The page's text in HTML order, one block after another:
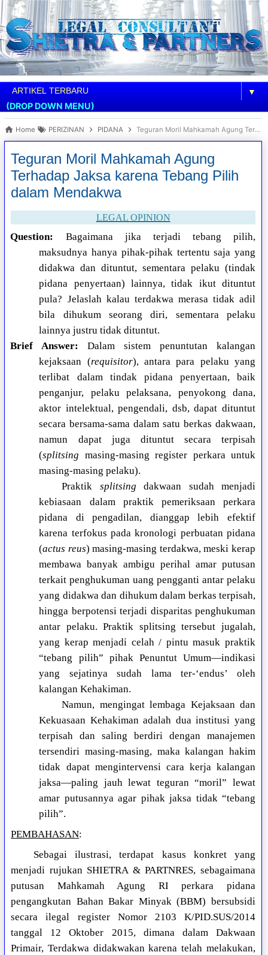
▼
(DROP DOWN MENU)
Home PERIZINAN PIDANA Teguran Moril Mahkamah Agung Terhadap Jaksa karena Tebang Pilih dalam Mendakwa
Teguran Moril Mahkamah Agung
Terhadap Jaksa karena Tebang Pilih
dalam Mendakwa
LEGAL OPINION
Question:
Bagaimana jika terjadi tebang pilih,
maksudnya hanya pihak-pihak tertentu saja yang
didakwa dan dituntut, sementara pelaku (tindak
pidana penyertaan) lainnya, tidak ikut dituntut
pula? Jelaslah kalau terdakwa merasa tidak adil
bila dihukum seorang diri, sementara pelaku
lainnya justru tidak dituntut.
Brief Answer: Dalam sistem penuntutan kalangan
kejaksaan (requisitor), antara para pelaku yang
terlibat dalam tindak pidana penyertaan, baik
penganjur, pelaku pelaksana, penyokong dana,
aktor intelektual, pengendali, dsb, dapat dituntut
secara bersama-sama dalam satu berkas dakwaan,
namun dapat juga dituntut secara terpisah
(splitsing masing-masing register perkara untuk
masing-masing pelaku).
Praktik splitsing dakwaan sudah menjadi
kebiasaan dalam praktik pemeriksaan perkara
pidana di pengadilan, dianggap lebih efektif
karena terfokus pada kronologi perbuatan pidana
(actus reus) masing-masing terdakwa, meski kerap
membawa banyak ambigu perihal amar putusan
terkait penghukuman uang pengganti antar pelaku
yang didakwa dan dihukum dalam berkas terpisah,
hingga berpotensi terjadi disparitas penghukuman
antar pelaku. Praktik splitsing tersebut jugalah,
yang kerap menjadi celah / pintu masuk praktik
“tebang pilih” pihak Penuntut Umum—indikasi
yang sejatinya sudah lama ter-‘endus’ oleh
kalangan Kehakiman.
Namun, mengingat lembaga Kejaksaan dan
Kekuasaan Kehakiman adalah dua institusi yang
terpisah dan saling berdiri dengan manajemen
tersendiri masing-masing, maka kalangan hakim
tidak dapat mengintervensi cara kerja kalangan
jaksa—paling jauh lewat teguran “moril” lewat
amar putusannya agar pihak jaksa tidak “tebang
pilih”.
PEMBAHASAN:
Sebagai ilustrasi, terdapat kasus konkret yang
menjadi rujukan SHIETRA & PARTNRES, sebagaimana
putusan Mahkamah Agung RI perkara pidana
pengangkutan Bahan Bakar Minyak (BBM) bersubsidi
secara ilegal register Nomor 2103 K/PID.SUS/2014
tanggal 12 Oktober 2015, dimana dalam Dakwaan
Primair, Terdakwa didakwakan karena telah melakukan,